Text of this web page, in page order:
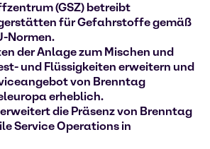
(GSZ) betreibt
für Gefahrstoffe gemäß
Normen.
der Anlage zum Mischen und
und Flüssigkeiten erweitern und
von Brenntag
erheblich.
die Präsenz von Brenntag
Service Operations in